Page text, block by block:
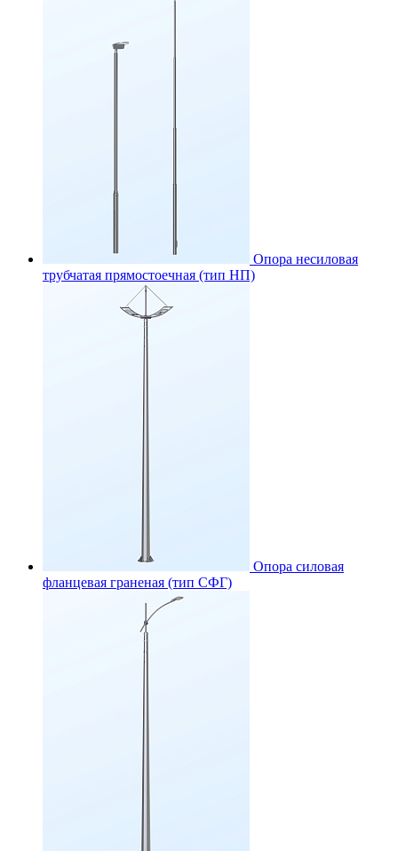
Опора несиловая
трубчатая прямостоечная (тип НП)
Опора силовая
фланцевая граненая (тип СФГ)